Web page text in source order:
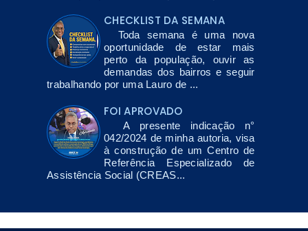
CHECKLIST DA SEMANA
Toda semana é uma nova
oportunidade de estar mais
perto da população, ouvir as
demandas dos bairros e seguir
trabalhando por uma Lauro de ...
FOI APROVADO
A presente indicação n°
042/2024 de minha autoria, visa
à construção de um Centro de
Referência Especializado de
Assistência Social (CREAS...